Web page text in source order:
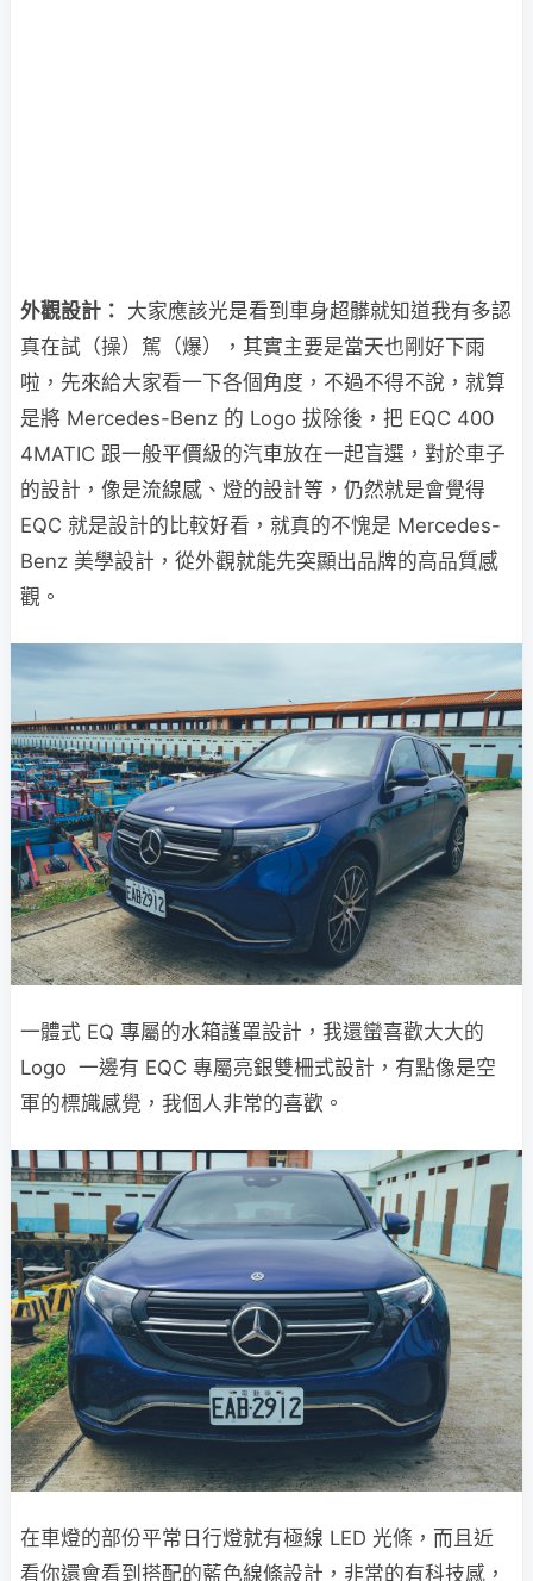
外觀設計： 大家應該光是看到車身超髒就知道我有多認
真在試（操）駕（爆），其實主要是當天也剛好下雨
啦，先來給大家看一下各個角度，不過不得不說，就算
是將 Mercedes-Benz 的 Logo 拔除後，把 EQC 400
4MATIC 跟一般平價級的汽車放在一起盲選，對於車子
的設計，像是流線感、燈的設計等，仍然就是會覺得
EQC 就是設計的比較好看，就真的不愧是 Mercedes-
Benz 美學設計，從外觀就能先突顯出品牌的高品質感
觀。
一體式 EQ 專屬的水箱護罩設計，我還蠻喜歡大大的
Logo 一邊有 EQC 專屬亮銀雙柵式設計，有點像是空
軍的標旘感覺，我個人非常的喜歡。
在車燈的部份平常日行燈就有極線 LED 光條，而且近
看你還會看到搭配的藍色線條設計，非常的有科技感，